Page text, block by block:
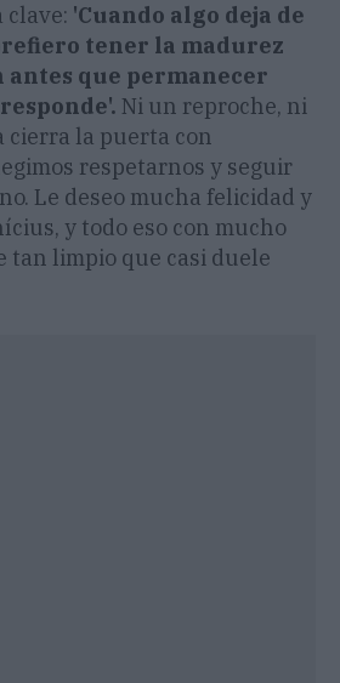
clave: 'Cuando algo deja de
tener la madurez
que permanecer
Ni un reproche, ni
cierra la puerta con
respetarnos y seguir
Le deseo mucha felicidad y
y todo eso con mucho
tan limpio que casi duele